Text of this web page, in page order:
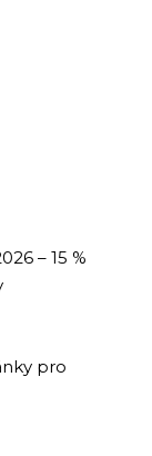
– 15 %
pro